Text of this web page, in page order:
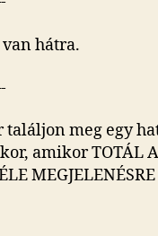
hátra.
találjon meg egy
amikor TOTÁL